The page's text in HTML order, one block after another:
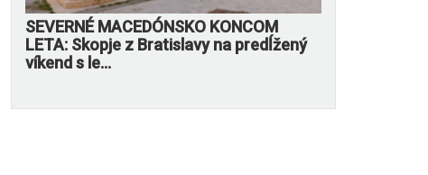
SEVERNÉ MACEDÓNSKO KONCOM
LETA: Skopje z Bratislavy na predĺžený
víkend s le...